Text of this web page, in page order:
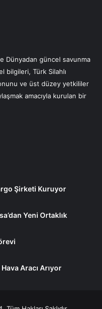
Dünyadan güncel savunma
bilgileri, Türk Silahlı
ve üst düzey yetkililer
amacıyla kurulan bir
Şirketi Kuruyor
Yeni Ortaklık
Aracı Arıyor